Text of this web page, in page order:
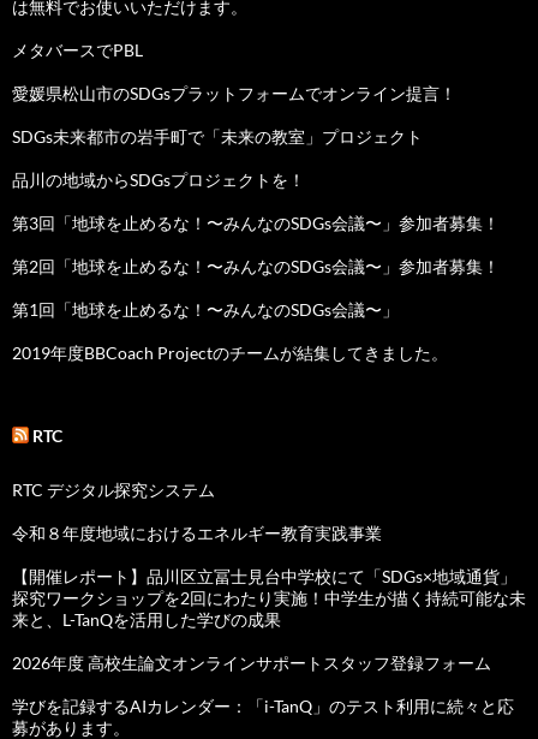
は無料でお使いいただけます。
メタバースでPBL
愛媛県松山市のSDGsプラットフォームでオンライン提言！
SDGs未来都市の岩手町で「未来の教室」プロジェクト
品川の地域からSDGsプロジェクトを！
第3回「地球を止めるな！〜みんなのSDGs会議〜」参加者募集！
第2回「地球を止めるな！〜みんなのSDGs会議〜」参加者募集！
第1回「地球を止めるな！〜みんなのSDGs会議〜」
2019年度BBCoach Projectのチームが結集してきました。
RTC
RTC デジタル探究システム
令和８年度地域におけるエネルギー教育実践事業
【開催レポート】品川区立冨士見台中学校にて「SDGs×地域通貨」
探究ワークショップを2回にわたり実施！中学生が描く持続可能な未
来と、L-TanQを活用した学びの成果
2026年度 高校生論文オンラインサポートスタッフ登録フォーム
学びを記録するAIカレンダー：「i-TanQ」のテスト利用に続々と応
募があります。